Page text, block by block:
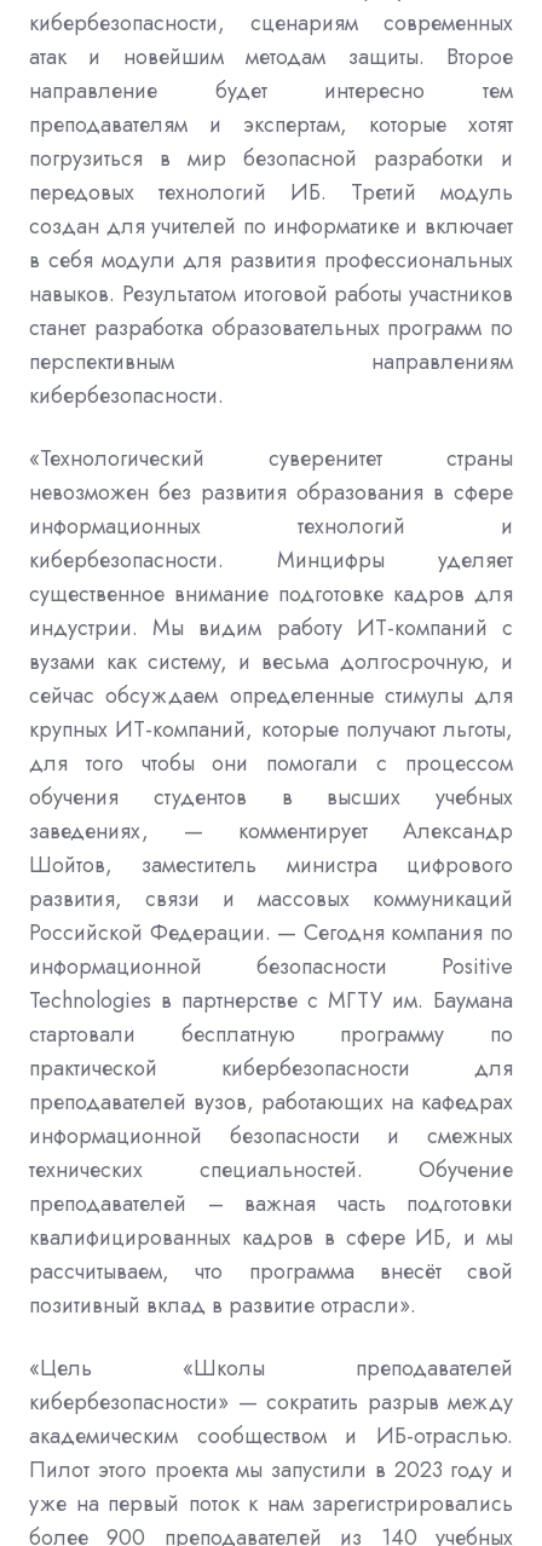
кибербезопасности, сценариям современных
атак и новейшим методам защиты. Второе
направление будет интересно тем
преподавателям и экспертам, которые хотят
погрузиться в мир безопасной разработки и
передовых технологий ИБ. Третий модуль
создан для учителей по информатике и включает
в себя модули для развития профессиональных
навыков. Результатом итоговой работы участников
станет разработка образовательных программ по
перспективным направлениям
кибербезопасности.
«Технологический суверенитет страны
невозможен без развития образования в сфере
информационных технологий и
кибербезопасности. Минцифры уделяет
существенное внимание подготовке кадров для
индустрии.Мы видим работу ИТ-компаний с
вузами как систему, и весьма долгосрочную, и
сейчас обсуждаем определенные стимулы для
крупных ИТ-компаний, которые получают льготы,
для того чтобы они помогали с процессом
обучения студентов в высших учебных
заведениях, — комментирует Александр
Шойтов, заместитель министра цифрового
развития, связи и массовых коммуникаций
Российской Федерации. — Сегодня компания по
информационной безопасности Positive
Technologies в партнерстве с МГТУ им. Баумана
стартовали бесплатную программу по
практической кибербезопасности для
преподавателей вузов, работающих на кафедрах
информационной безопасности и смежных
технических специальностей. Обучение
преподавателей – важная часть подготовки
квалифицированных кадров в сфере ИБ, и мы
рассчитываем,что программа внесёт свой
позитивный вклад в развитие отрасли».
«Цель «Школы преподавателей
кибербезопасности» — сократить разрыв между
академическим сообществом и ИБ-отраслью.
Пилот этого проекта мы запустили в 2023 году и
уже на первый поток к нам зарегистрировались
более900 преподавателей из 140учебных